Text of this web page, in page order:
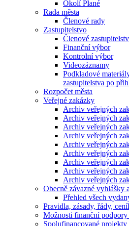
Okolí Plané
Rada města
Členové rady
Zastupitelstvo
Členové
Finanční výbor
Kontrolní výbor
Videozáznamy
Podkladové
zastupitelstva po
Rozpočet města
Veřejné zakázky
Archiv veřejných
Archiv veřejných
Archiv veřejných
Archiv veřejných
Archiv veřejných
Archiv veřejných
Archiv veřejných
Archiv veřejných
Archiv veřejných
Obecně závazné vyhlášky
Přehled všech
Pravidla, zásady, řády,
Možnosti finanční podpory
Spolufinancované projekty